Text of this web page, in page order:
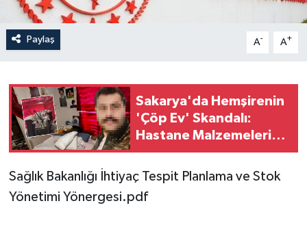
Paylaş A- A+
Sakarya'da Hemşirenin
'Çöp Ev' Skandalı:
Hastane Malzemeleri
ve Tıbbi Atıklar Evinde
Çıktı
Sağlık Bakanlığı İhtiyaç Tespit Planlama ve Stok
Yönetimi Yönergesi.pdf